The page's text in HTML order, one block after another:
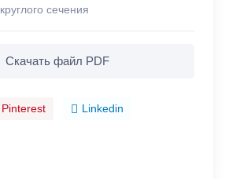
круглого сечения
Скачать файл PDF
Pinterest Linkedin